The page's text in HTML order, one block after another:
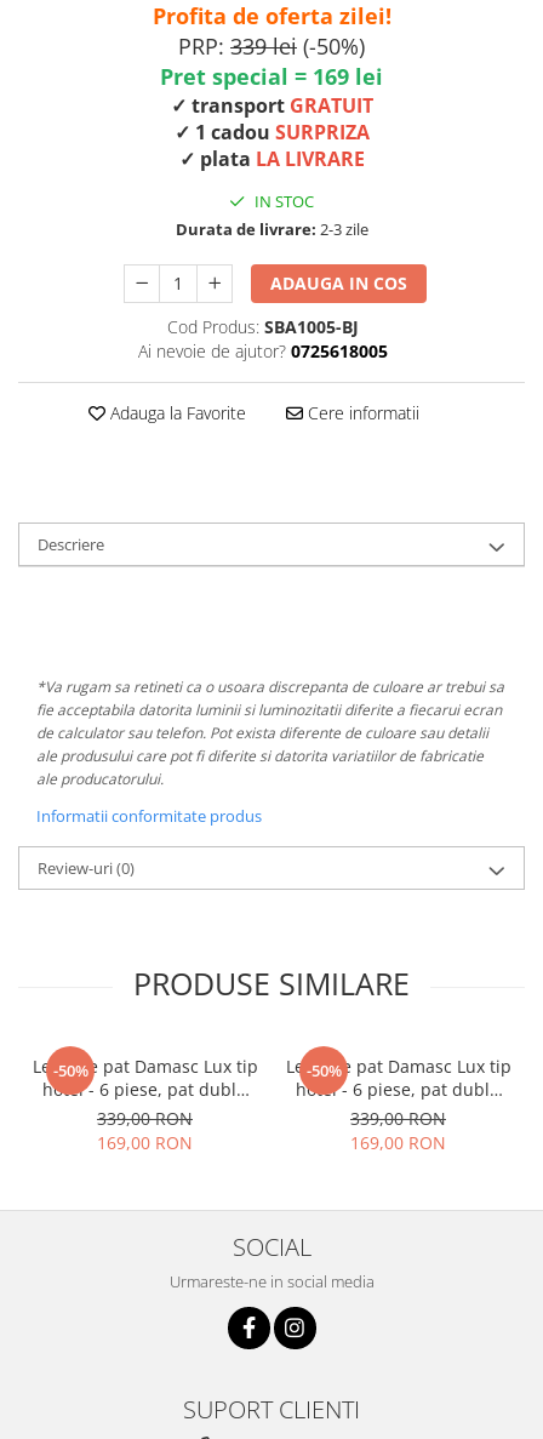
Profita de oferta zilei!
PRP: 339 lei (-50%)
Pret special = 169 lei
✓ transport GRATUIT
✓ 1 cadou SURPRIZA
✓ plata LA LIVRARE
IN STOC
Durata de livrare: 2-3 zile
ADAUGA IN COS
Cod Produs: SBA1005-BJ
Ai nevoie de ajutor? 0725618005
Adauga la Favorite Cere informatii
Descriere
*Va rugam sa retineti ca o usoara discrepanta de culoare ar trebui sa
fie acceptabila datorita luminii si luminozitatii diferite a fiecarui ecran
de calculator sau telefon. Pot exista diferente de culoare sau detalii
ale produsului care pot fi diferite si datorita variatiilor de fabricatie
ale producatorului.
Informatii conformitate produs
Review-uri(0)
PRODUSE SIMILARE
-50%
Lenjerie pat Damasc Lux tip
hotel - 6 piese, pat dublu
(ALBA)
339,00 RON
169,00 RON
-50%
Lenjerie pat Damasc Lux tip
hotel - 6 piese, pat dublu
(CARAMEL)
339,00 RON
169,00 RON
SOCIAL
Urmareste-ne in social media
SUPORT CLIENTI